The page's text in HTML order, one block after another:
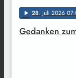
play_arrow 28. Juli 2026
Gedanken